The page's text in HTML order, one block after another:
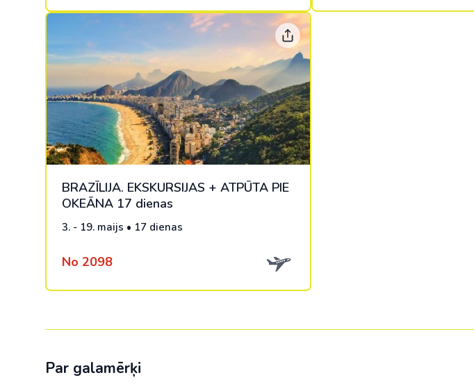
BRAZĪLIJA. EKSKURSIJAS + ATPŪTA PIE
OKEĀNA 17 dienas
3. - 19. maijs • 17 dienas
No 2098
Par galamērķi